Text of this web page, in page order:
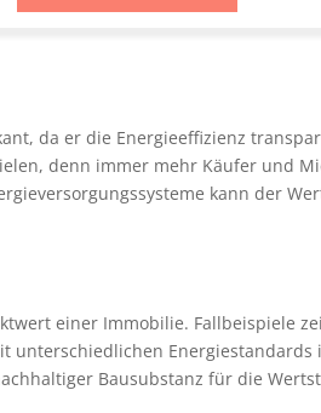
da er die Energieeffizienz
denn immer mehr Käufer und
kann der
einer Immobilie. Fallbeispiele
unterschiedlichen
Bausubstanz für die